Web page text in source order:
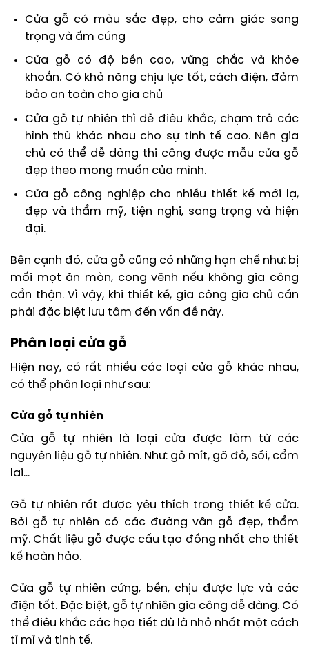
Cửa gỗ có màu sắc đẹp, cho cảm giác sang
trọng và ấm cúng
Cửa gỗ có độ bền cao, vững chắc và khỏe
khoắn. Có khả năng chịu lực tốt, cách điện, đảm
bảo an toàn cho gia chủ
Cửa gỗ tự nhiên thì dễ điêu khắc, chạm trỗ các
hình thù khác nhau cho sự tinh tế cao. Nên gia
chủ có thể dễ dàng thi công được mẫu cửa gỗ
đẹp theo mong muốn của mình.
Cửa gỗ công nghiệp cho nhiều thiết kế mới lạ,
đẹp và thẩm mỹ, tiện nghi, sang trọng và hiện
đại.
Bên cạnh đó, cửa gỗ cũng có những hạn chế như: bị
mối mọt ăn mòn, cong vênh nếu không gia công
cẩn thận. Vì vậy, khi thiết kế, gia công gia chủ cần
phải đặc biệt lưu tâm đến vấn đề này.
Phân loại cửa gỗ
Hiện nay, có rất nhiều các loại cửa gỗ khác nhau,
có thể phân loại như sau:
Cửa gỗ tự nhiên
Cửa gỗ tự nhiên là loại cửa được làm từ các
nguyên liệu gỗ tự nhiên. Như: gỗ mít, gõ đỏ, sồi, cẩm
lai…
Gỗ tự nhiên rất được yêu thích trong thiết kế cửa.
Bởi gỗ tự nhiên có các đường vân gỗ đẹp, thẩm
mỹ. Chất liệu gỗ được cấu tạo đồng nhất cho thiết
kế hoàn hảo.
Cửa gỗ tự nhiên cứng, bền, chịu được lực và các
điện tốt. Đặc biệt, gỗ tự nhiên gia công dễ dàng. Có
thể điêu khắc các họa tiết dù là nhỏ nhất một cách
tỉ mỉ và tinh tế.